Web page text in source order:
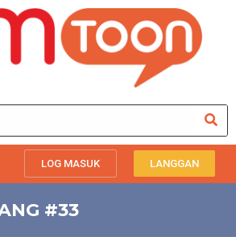
LOG MASUK LANGGAN
#33